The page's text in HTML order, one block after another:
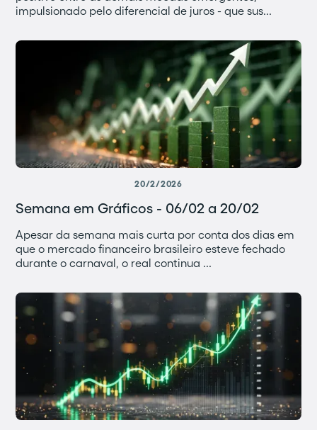
impulsionado pelo diferencial de juros - que sus...
20/2/2026
Semana em Gráficos - 06/02 a 20/02
Apesar da semana mais curta por conta dos dias em
que o mercado financeiro brasileiro esteve fechado
durante o carnaval, o real continua ...